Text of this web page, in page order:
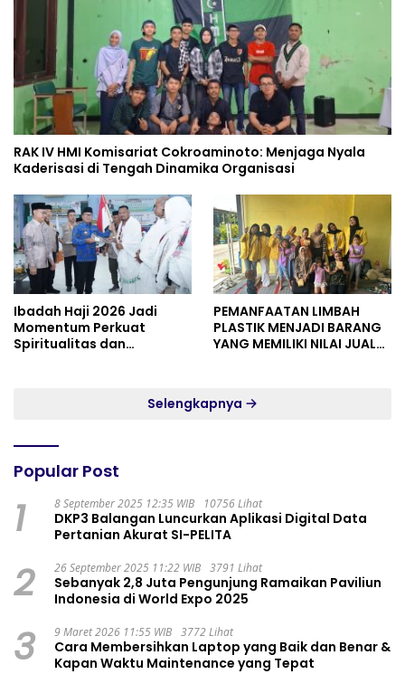
RAK IV HMI Komisariat Cokroaminoto: Menjaga Nyala
Kaderisasi di Tengah Dinamika Organisasi
Ibadah Haji 2026 Jadi
Momentum Perkuat
Spiritualitas dan
PEMANFAATAN LIMBAH
PLASTIK MENJADI BARANG
YANG MEMILIKI NILAI JUAL
Selengkapnya
Popular Post
1 8 September 2025 12:35 WIB 10756 Lihat
DKP3 Balangan Luncurkan Aplikasi Digital Data
Pertanian Akurat SI-PELITA
2 26 September 2025 11:22 WIB 3791 Lihat
Sebanyak 2,8 Juta Pengunjung Ramaikan Paviliun
Indonesia di World Expo 2025
3 9 Maret 2026 11:55 WIB 3772 Lihat
Cara Membersihkan Laptop yang Baik dan Benar &
Kapan Waktu Maintenance yang Tepat